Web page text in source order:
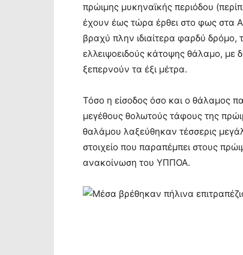
πρώιμης μυκηναϊκής περιόδου
έχουν έως τώρα έρθει στο φως στα
βραχύ πλην ιδιαίτερα φαρδύ δρόμο,
ελλειψοειδούς κάτοψης θάλαμο, με
ξεπερνούν τα έξι μέτρα.
Τόσο η είσοδος όσο και ο θάλαμος
μεγέθους θολωτούς τάφους της
θαλάμου λαξεύθηκαν τέσσερις
στοιχείο που παραπέμπει στους
ανακοίνωση του ΥΠΠΟΑ.